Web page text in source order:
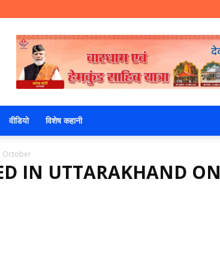
वीडियो विशेष कहानी
October
IN UTTARAKHAND ON